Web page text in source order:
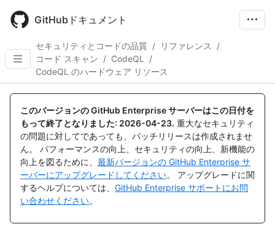
main
GitHubドキュメント
セキュリティとコードの品質 / リファレンス
/
コード スキャン / CodeQL
/
CodeQL のハードウェア リソース
このバージョンの GitHub Enterprise サーバーはこの日付を
もって終了となりました: 2026-04-23. 重大なセキュリティ
の問題に対してであっても、パッチリリースは作成されませ
ん。 パフォーマンスの向上、セキュリティの向上、新機能の
向上を図るために、 最新バージョンの GitHub Enterprise サ
ーバーにアップグレードしてください。 アップグレードに関
するヘルプについては、 GitHub Enterprise サポートにお問
い合わせください。